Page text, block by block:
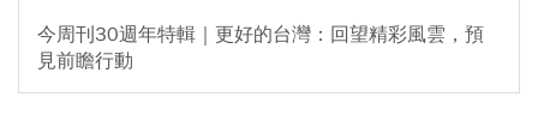
今周刊30週年特輯｜更好的台灣：回望精彩風雲，預
見前瞻行動